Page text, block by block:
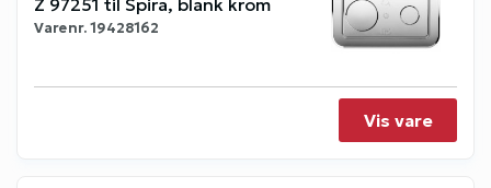
Varenr.19428162
Vis vare